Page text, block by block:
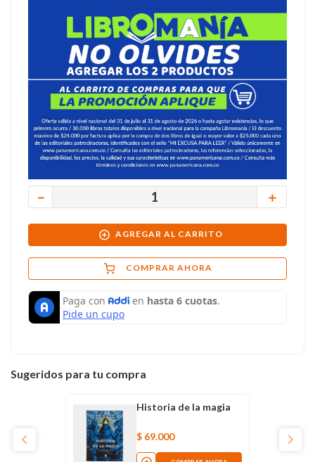
＋
－
AGREGAR AL CARRITO
COMPRAR AHORA
Sugeridos para tu compra
Historia de la magia
$ 69.000